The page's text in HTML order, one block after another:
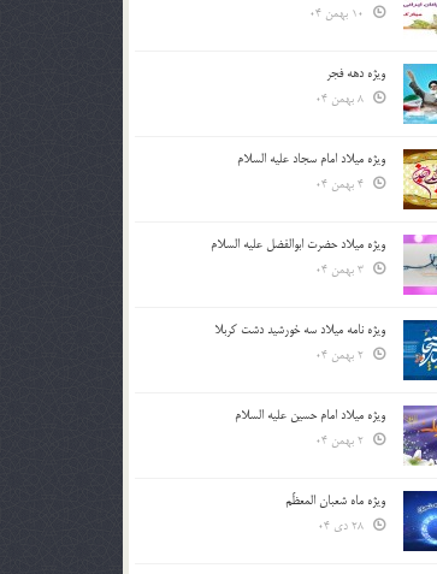
ویژه دهه فجر
ویژه میلاد امام سجاد علیه السلام
ویژه میلاد حضرت ابوالفضل علیه السلام
ویژه نامه میلاد سه خورشید دشت کربلا
ویژه میلاد امام حسین علیه السلام
ویژه ماه شعبان المعظّم